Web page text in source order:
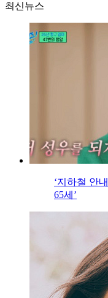
최신뉴스
‘지하철 안
65세’